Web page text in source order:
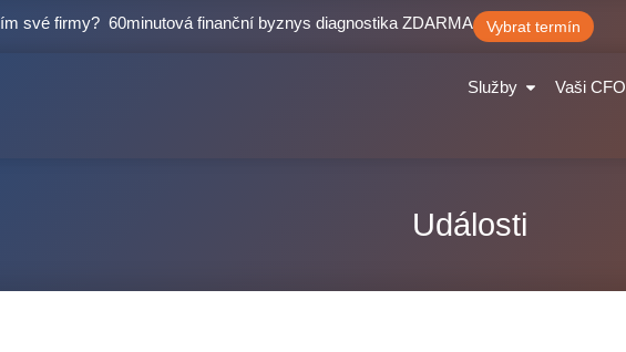
své firmy?60minutová finanční byznys diagnostika ZDARMA Vybrat termín
Služby Vaši CFO
Události